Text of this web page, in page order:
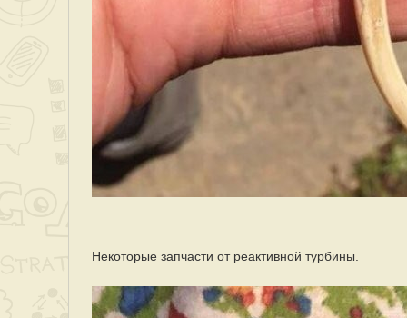
Некоторые запчасти от реактивной турбины.